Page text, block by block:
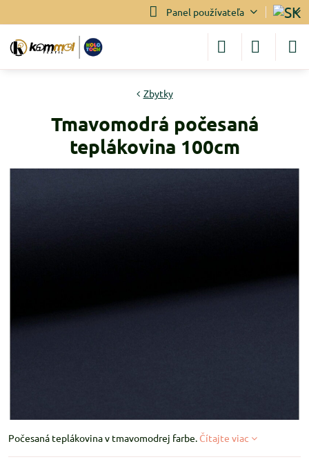
Panel používateľa
Zbytky
Tmavomodrá počesaná
teplákovina 100cm
Počesaná teplákovina v tmavomodrej farbe. Čítajte viac